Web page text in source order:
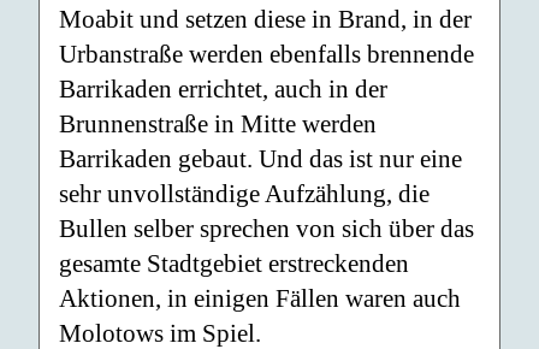
Moabit und setzen diese in Brand, in der
Urbanstraße werden ebenfalls brennende
Barrikaden errichtet, auch in der
Brunnenstraße in Mitte werden
Barrikaden gebaut. Und das ist nur eine
sehr unvollständige Aufzählung, die
Bullen selber sprechen von sich über das
gesamte Stadtgebiet erstreckenden
Aktionen, in einigen Fällen waren auch
Molotows im Spiel.